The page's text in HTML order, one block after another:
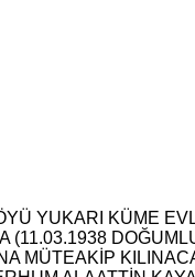
YUKARI KÜME
MÜTEAKİP